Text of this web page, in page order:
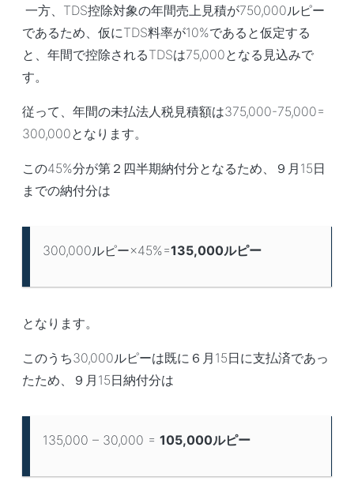
一方、TDS控除対象の年間売上見積が750,000ルピー
であるため、仮にTDS料率が10%であると仮定する
と、年間で控除されるTDSは75,000となる見込みで
す。
従って、年間の未払法人税見積額は375,000-75,000=
300,000となります。
この45%分が第２四半期納付分となるため、９月15日
までの納付分は
300,000ルピー×45%=135,000ルピー
となります。
このうち30,000ルピーは既に６月15日に支払済であっ
たため、９月15日納付分は
135,000 – 30,000 = 105,000ルピー